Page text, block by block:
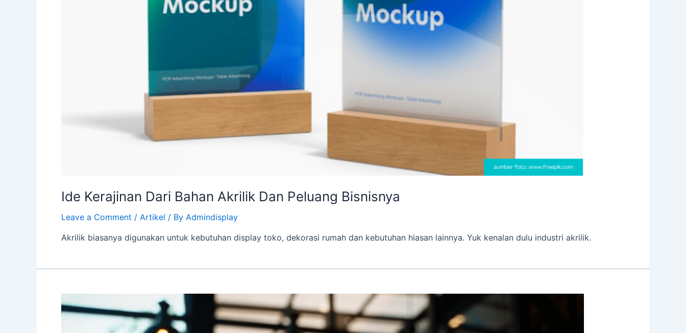
Ide Kerajinan Dari Bahan Akrilik Dan Peluang Bisnisnya
Leave a Comment / Artikel / By Admindisplay
Akrilik biasanya digunakan untuk kebutuhan display toko, dekorasi rumah dan kebutuhan hiasan lainnya. Yuk kenalan dulu industri akrilik.